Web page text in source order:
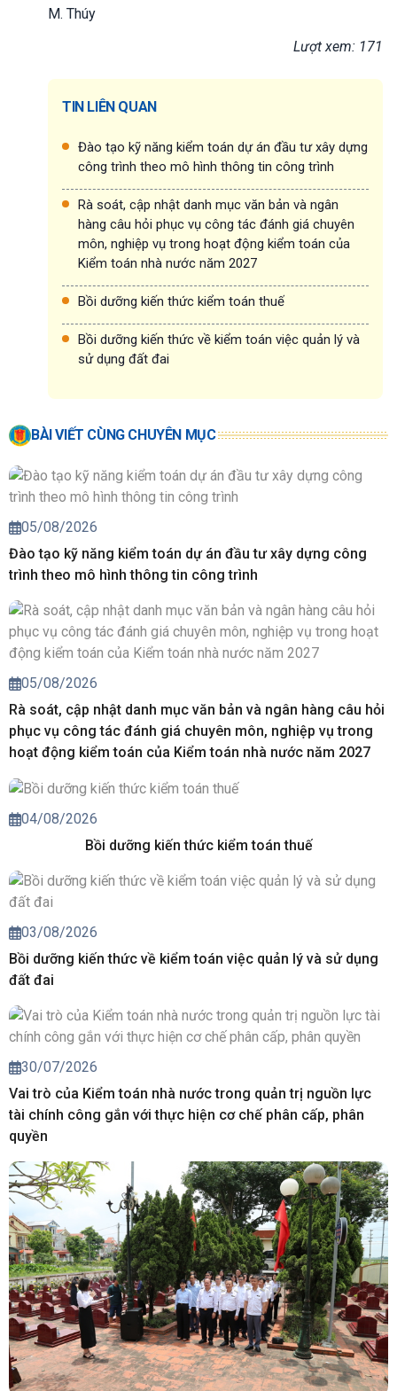
M. Thúy
Lượt xem: 171
TIN LIÊN QUAN
Đào tạo kỹ năng kiểm toán dự án đầu tư xây dựng
công trình theo mô hình thông tin công trình
Rà soát, cập nhật danh mục văn bản và ngân
hàng câu hỏi phục vụ công tác đánh giá chuyên
môn, nghiệp vụ trong hoạt động kiểm toán của
Kiểm toán nhà nước năm 2027
Bồi dưỡng kiến thức kiểm toán thuế
Bồi dưỡng kiến thức về kiểm toán việc quản lý và
sử dụng đất đai
BÀI VIẾT CÙNG CHUYÊN MỤC
05/08/2026
Đào tạo kỹ năng kiểm toán dự án đầu tư xây dựng công
trình theo mô hình thông tin công trình
05/08/2026
Rà soát, cập nhật danh mục văn bản và ngân hàng câu hỏi
phục vụ công tác đánh giá chuyên môn, nghiệp vụ trong
hoạt động kiểm toán của Kiểm toán nhà nước năm 2027
04/08/2026
Bồi dưỡng kiến thức kiểm toán thuế
03/08/2026
Bồi dưỡng kiến thức về kiểm toán việc quản lý và sử dụng
đất đai
30/07/2026
Vai trò của Kiểm toán nhà nước trong quản trị nguồn lực
tài chính công gắn với thực hiện cơ chế phân cấp, phân
quyền